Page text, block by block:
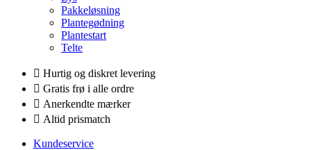
Pakkeløsning
Plantegødning
Plantestart
Telte
Hurtig og diskret levering
Gratis frø i alle ordre
Anerkendte mærker
Altid prismatch
Kundeservice